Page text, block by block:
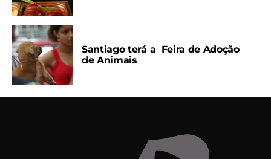
Santiago terá a Feira de Adoção
de Animais